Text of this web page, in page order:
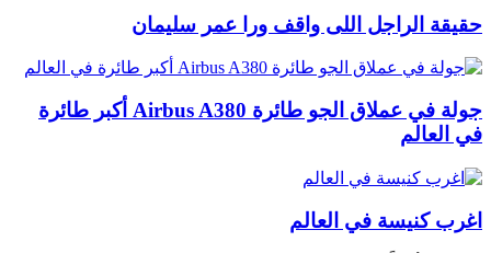
حقيقة الراجل اللى واقف ورا عمر سليمان
جولة في عملاق الجو طائرة Airbus A380 أكبر طائرة
في العالم
اغرب كنيسة في العالم